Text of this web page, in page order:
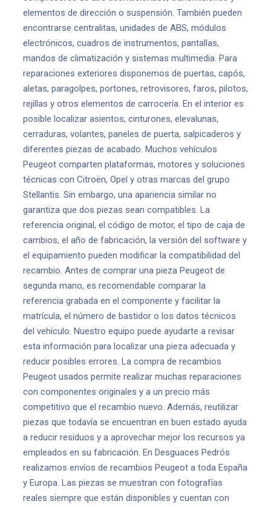
elementos de dirección o suspensión. También pueden
encontrarse centralitas, unidades de ABS, módulos
electrónicos, cuadros de instrumentos, pantallas,
mandos de climatización y sistemas multimedia. Para
reparaciones exteriores disponemos de puertas, capós,
aletas, paragolpes, portones, retrovisores, faros, pilotos,
rejillas y otros elementos de carrocería. En el interior es
posible localizar asientos, cinturones, elevalunas,
cerraduras, volantes, paneles de puerta, salpicaderos y
diferentes piezas de acabado. Muchos vehículos
Peugeot comparten plataformas, motores y soluciones
técnicas con Citroën, Opel y otras marcas del grupo
Stellantis. Sin embargo, una apariencia similar no
garantiza que dos piezas sean compatibles. La
referencia original, el código de motor, el tipo de caja de
cambios, el año de fabricación, la versión del software y
el equipamiento pueden modificar la compatibilidad del
recambio. Antes de comprar una pieza Peugeot de
segunda mano, es recomendable comparar la
referencia grabada en el componente y facilitar la
matrícula, el número de bastidor o los datos técnicos
del vehículo. Nuestro equipo puede ayudarte a revisar
esta información para localizar una pieza adecuada y
reducir posibles errores. La compra de recambios
Peugeot usados permite realizar muchas reparaciones
con componentes originales y a un precio más
competitivo que el recambio nuevo. Además, reutilizar
piezas que todavía se encuentran en buen estado ayuda
a reducir residuos y a aprovechar mejor los recursos ya
empleados en su fabricación. En Desguaces Pedrós
realizamos envíos de recambios Peugeot a toda España
y Europa. Las piezas se muestran con fotografías
reales siempre que están disponibles y cuentan con